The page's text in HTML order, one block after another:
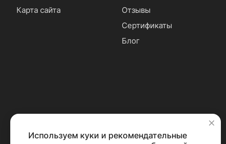
Карта сайта
Отзывы
Сертификаты
Блог
✕
Используем куки и рекомендательные